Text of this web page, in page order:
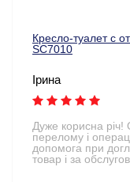
Кресло-туалет с
SC7010
Ірина
Дуже корисна річ!
перелому і
допомога при
товар і за